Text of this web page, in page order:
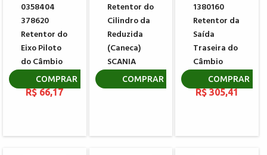
0358404
378620
Retentor do
Eixo Piloto
do Câmbio
SCANIA
R$ 66,17
COMPRAR
Retentor do
Cilindro da
Reduzida
(Caneca)
SCANIA
R$ 24,43
COMPRAR
1380160
Retentor da
Saída
Traseira do
Câmbio
SCANIA
R$ 305,41
COMPRAR